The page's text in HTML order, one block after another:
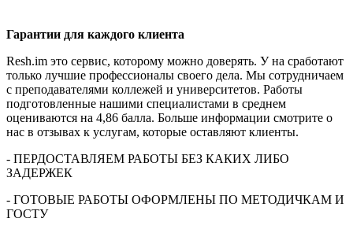
Гарантии для каждого клиента
Resh.im это сервис, которому можно доверять. У на сработают
только лучшие профессионалы своего дела. Мы сотрудничаем
с преподавателями коллежей и университетов. Работы
подготовленные нашими специалистами в среднем
оцениваются на 4,86 балла. Больше информации смотрите о
нас в отзывах к услугам, которые оставляют клиенты.
- ПЕРДОСТАВЛЯЕМ РАБОТЫ БЕЗ КАКИХ ЛИБО
ЗАДЕРЖЕК
- ГОТОВЫЕ РАБОТЫ ОФОРМЛЕНЫ ПО МЕТОДИЧКАМ И
ГОСТУ